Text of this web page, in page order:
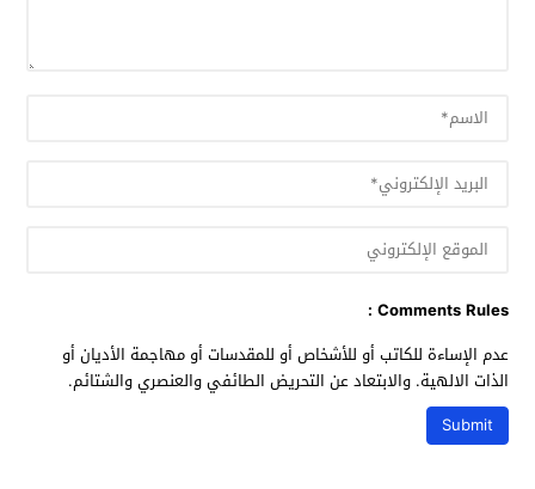
Comments Rules :
عدم الإساءة للكاتب أو للأشخاص أو للمقدسات أو مهاجمة الأديان أو
الذات الالهية. والابتعاد عن التحريض الطائفي والعنصري والشتائم.